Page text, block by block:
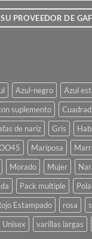
SU PROVEEDOR DE
Azul-negro Azul
suplemento
de nariz Gris
Mariposa
Morado Mujer
Pack multiple
Estampado rosa
Unisex varillas largas